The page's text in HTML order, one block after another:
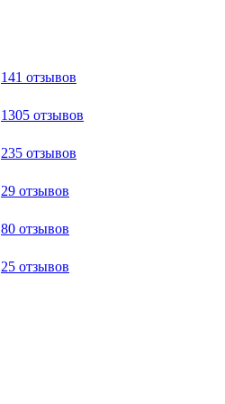
141 отзывов
1305 отзывов
235 отзывов
29 отзывов
80 отзывов
25 отзывов